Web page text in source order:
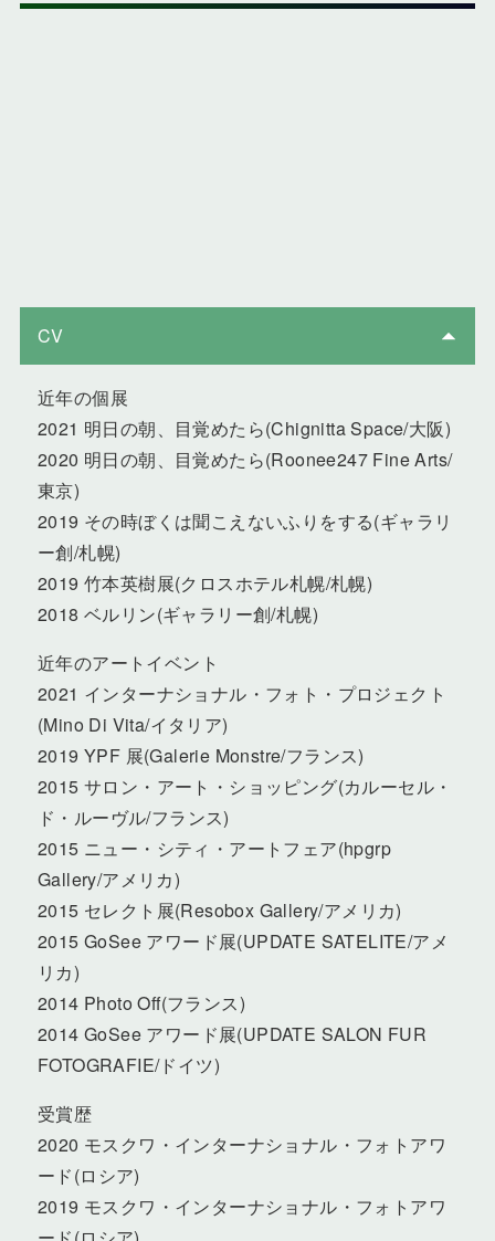
CV
近年の個展
2021 明日の朝、目覚めたら(Chignitta Space/大阪)
2020 明日の朝、目覚めたら(Roonee247 Fine Arts/
東京)
2019 その時ぼくは聞こえないふりをする(ギャラリ
ー創/札幌)
2019 竹本英樹展(クロスホテル札幌/札幌)
2018 ベルリン(ギャラリー創/札幌)
近年のアートイベント
2021 インターナショナル・フォト・プロジェクト
(Mino Di Vita/イタリア)
2019 YPF 展(Galerie Monstre/フランス)
2015 サロン・アート・ショッピング(カルーセル・
ド・ルーヴル/フランス)
2015 ニュー・シティ・アートフェア(hpgrp
Gallery/アメリカ)
2015 セレクト展(Resobox Gallery/アメリカ)
2015 GoSee アワード展(UPDATE SATELITE/アメ
リカ)
2014 Photo Off(フランス)
2014 GoSee アワード展(UPDATE SALON FUR
FOTOGRAFIE/ドイツ)
受賞歴
2020 モスクワ・インターナショナル・フォトアワ
ード(ロシア)
2019 モスクワ・インターナショナル・フォトアワ